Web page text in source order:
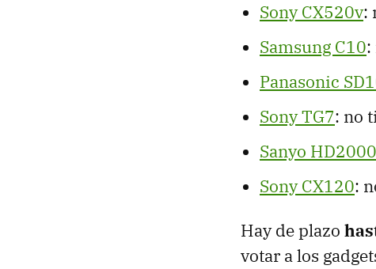
Sony CX520v:
Samsung C10:
Panasonic
Sony TG7: no
Sanyo
Sony CX120:
Hay de plazo
votar a los